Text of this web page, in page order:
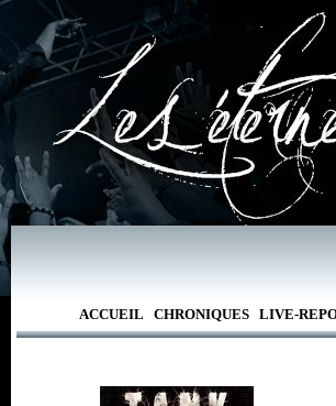
ACCUEIL CHRONIQUES LIVE-